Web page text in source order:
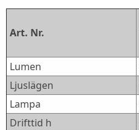
Art. Nr.
Lumen
Ljuslägen
Lampa
Drifttid h